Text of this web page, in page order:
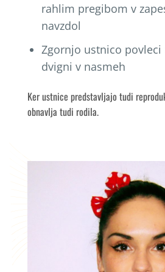
rahlim pregibom v
navzdol
Zgornjo ustnico povleci
dvigni v nasmeh
Ker ustnice predstavljajo tudi
obnavlja tudi rodila.